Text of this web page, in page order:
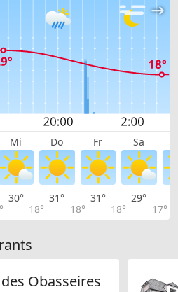
Mi Do Fr Sa
30°
18°
31°
18°
31°
18°
29°
17°
Obasseires